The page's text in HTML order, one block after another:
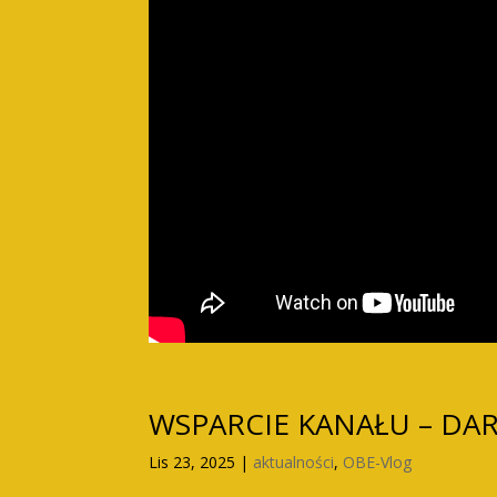
WSPARCIE KANAŁU –
Lis 23, 2025 | aktualności, OBE-Vlog